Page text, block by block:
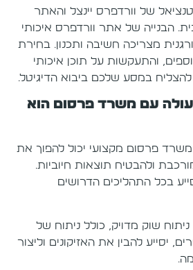
של וורדפרס יינצל והאתר
הבנייה של אתר וורדפרס איכותי
מצריכה חשיבה ותכנון. בחירת
והתעקשות על תוכן איכותי
להצליח במסע שלכם ביבוא הדיגיטל.
עם משרד פרסום הוא
פרסום מקצועי יכול להפוך את
ולהבטיח תוצאות חיוביות.
בכל התהליכים הדרושים
שוק מדויק, כולל ניתוח של
יסייע להבין את האזיקונים וליצור